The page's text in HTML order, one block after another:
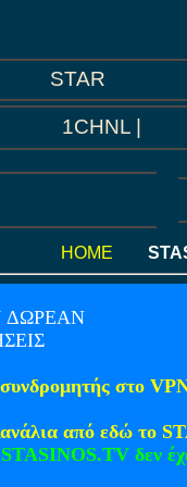
STAR
1CHNL |
HOME
ΔΩΡΕΑΝ
συνδρομητής στο
από εδώ το
δεν